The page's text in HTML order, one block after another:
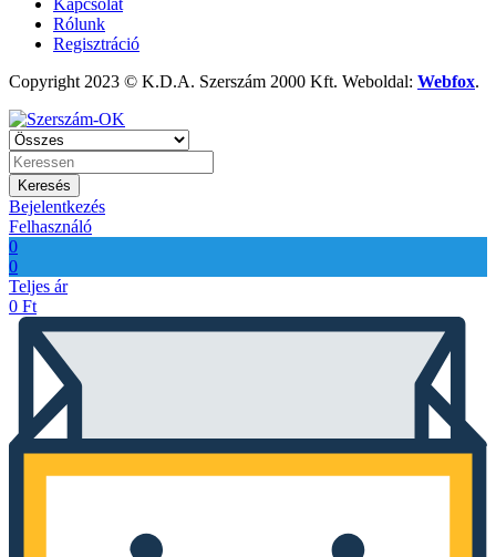
Kapcsolat
Rólunk
Regisztráció
Copyright 2023 © K.D.A. Szerszám 2000 Kft. Weboldal: Webfox.
Keresés
Bejelentkezés
Felhasználó
0
0
Teljes ár
0 Ft